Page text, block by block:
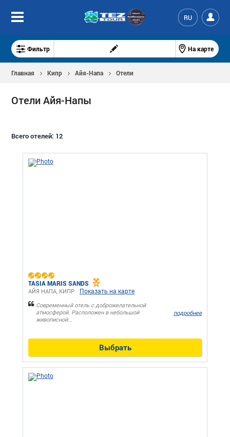
RU
Фильтр На карте
Главная Кипр Айя-Напа Отели
Отели Айя-Напы
Всего отелей: 12
TASIA MARIS SANDS
АЙЯ НАПА, КИПР Показать на карте
Современный отель с доброжелательной
атмосферой. Расположен в небольшой
живописной...
подробнее
Выбрать